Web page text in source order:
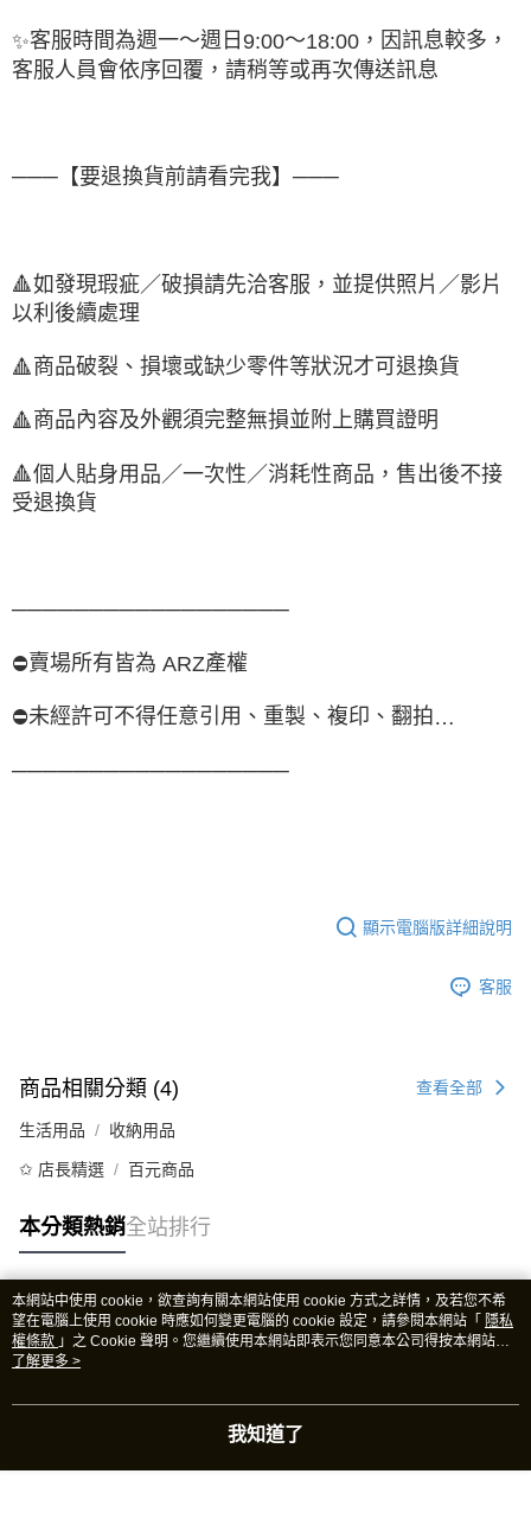
✨客服時間為週一～週日 9:00～18:00 ，因訊息較多，
客服人員會依序回覆，請稍等或再次傳送訊息
───【要退換貨前請看完我】───
🔺如發現瑕疵／破損請先洽客服，並提供照片／影片
以利後續處理
🔺商品破裂、損壞或缺少零件等狀況才可退換貨
🔺商品內容及外觀須完整無損並附上購買證明
🔺個人貼身用品／一次性／消耗性商品，售出後不接
受退換貨
──────────────────
⛔賣場所有皆為 ARZ產權
⛔未經許可不得任意引用、重製、複印、翻拍…
──────────────────
顯示電腦版詳細說明
客服
商品相關分類 (4) 查看全部
生活用品 收納用品
✩ 店長精選 百元商品
本分類熱銷全站排行
熱門標籤
本網站中使用 cookie，欲查詢有關本網站使用 cookie 方式之詳情，及若您不希
望在電腦上使用 cookie 時應如何變更電腦的 cookie 設定，請參閱本網站「 隱私
權條款 」之 Cookie 聲明。您繼續使用本網站即表示您同意本公司得按本網站使
用條款之 Cookie 聲明使用 cookie。
了解更多 >
我知道了